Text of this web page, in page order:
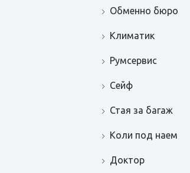
Обменно бюро
Климатик
Румсервис
Сейф
Стая за багаж
Коли под наем
Доктор